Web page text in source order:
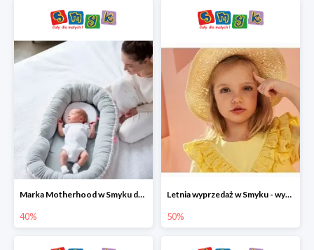
Marka Motherhood w Smyku do -40%
40%
Letnia wyprzedaż w Smyku - wybrane ubrania i buty do -50%
50%